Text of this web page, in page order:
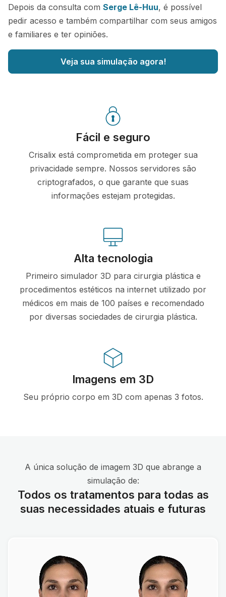
Depois da consulta com Serge Lê-Huu, é possível
pedir acesso e também compartilhar com seus amigos
e familiares e ter opiniões.
Veja sua simulação agora!
Fácil e seguro
Crisalix está comprometida em proteger sua
privacidade sempre. Nossos servidores são
criptografados, o que garante que suas
informações estejam protegidas.
Alta tecnologia
Primeiro simulador 3D para cirurgia plástica e
procedimentos estéticos na internet utilizado por
médicos em mais de 100 países e recomendado
por diversas sociedades de cirurgia plástica.
Imagens em 3D
Seu próprio corpo em 3D com apenas 3 fotos.
A única solução de imagem 3D que abrange a
simulação de:
Todos os tratamentos para todas as
suas necessidades atuais e futuras